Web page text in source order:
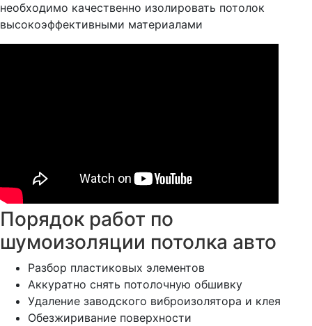
необходимо качественно изолировать потолок
высокоэффективными материалами
Порядок работ по
шумоизоляции потолка авто
Разбор пластиковых элементов
Аккуратно снять потолочную обшивку
Удаление заводского виброизолятора и клея
Обезжиривание поверхности